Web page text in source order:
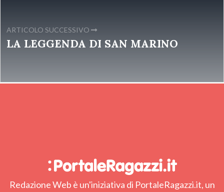
ARTICOLO SUCCESSIVO
LA LEGGENDA DI SAN MARINO
Redazione Web è un'iniziativa di PortaleRagazzi.it, un